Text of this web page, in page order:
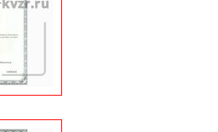
ОТОПЛЕНИЕ И
Хакасии